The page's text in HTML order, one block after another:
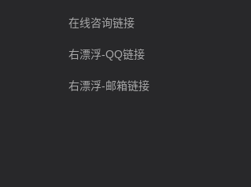
在线咨询链接
右漂浮-QQ链接
右漂浮-邮箱链接